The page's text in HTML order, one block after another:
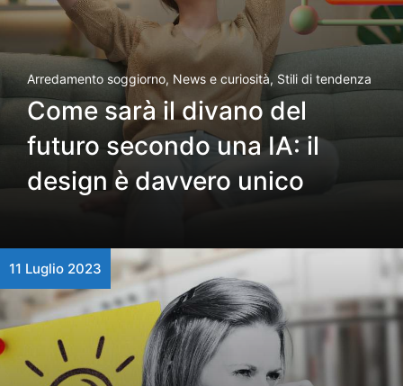
Arredamento soggiorno, News e curiosità, Stili di tendenza
Come sarà il divano del
futuro secondo una IA: il
design è davvero unico
11 Luglio 2023